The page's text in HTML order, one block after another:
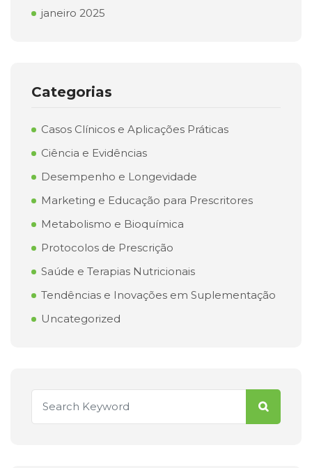
janeiro 2025
Categorias
Casos Clínicos e Aplicações Práticas
Ciência e Evidências
Desempenho e Longevidade
Marketing e Educação para Prescritores
Metabolismo e Bioquímica
Protocolos de Prescrição
Saúde e Terapias Nutricionais
Tendências e Inovações em Suplementação
Uncategorized